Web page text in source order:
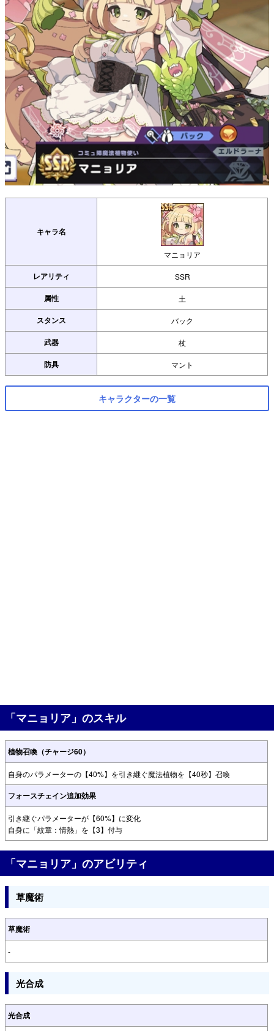
キャラ名
マニョリア
レアリティ SSR
属性 土
スタンス バック
武器 杖
防具 マント
キャラクターの一覧
「マニョリア」のスキル
植物召喚（チャージ60）
自身のパラメーターの【40%】を引き継ぐ魔法植物を【40秒】召喚
フォースチェイン追加効果
引き継ぐパラメーターが【60%】に変化
自身に「紋章：情熱」を【3】付与
「マニョリア」のアビリティ
草魔術
草魔術
-
光合成
光合成